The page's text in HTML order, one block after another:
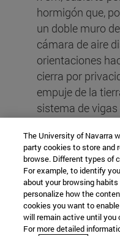
hormigón que,
un doble muro
cámara de aire
orientaciones
cierra por
empuje de la
sistema de
orientaciones
abre para
exterior. En
de la
al contexto
interpretación
The University of Navarra
party cookies to store and
browse. Different types of
For example, to identify
about your browsing
personalize how the
cookies you want to
will remain active until you
For more detailed